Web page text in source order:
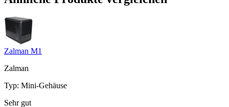
Zalman M1
Zalman
Typ: Mini-Gehäuse
Sehr gut